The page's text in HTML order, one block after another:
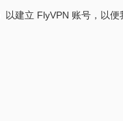
建立 FlyVPN 账号，以